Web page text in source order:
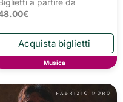
a partire da
Musica